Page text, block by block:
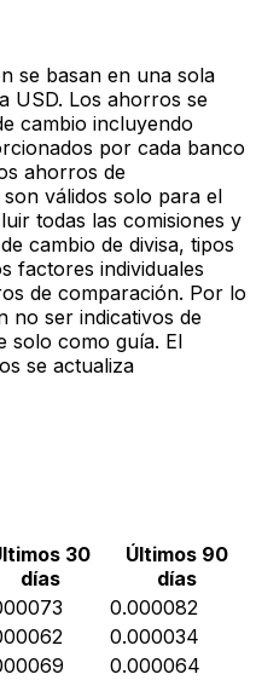
se basan en una sola
USD. Los ahorros se
cambio incluyendo
por cada banco
ahorros de
válidos solo para el
todas las comisiones y
cambio de divisa, tipos
factores individuales
de comparación. Por lo
no ser indicativos de
solo como guía. El
se actualiza
30
días
Últimos 90
días
0.000082
0.000034
0.000064